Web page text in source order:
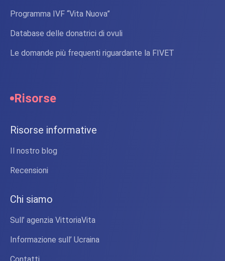
Programma IVF “Vita Nuova”
Database delle donatrici di ovuli
Le domande più frequenti riguardante la FIVET
Risorse
Risorse informative
Il nostro blog
Recensioni
Chi siamo
Sull’ agenzia VittoriaVita
Informazione sull’ Ucraina